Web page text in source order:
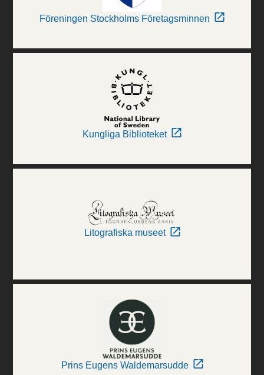
Föreningen Stockholms Företagsminnen
Kungliga Biblioteket
Litografiska museet
Prins Eugens Waldemarsudde